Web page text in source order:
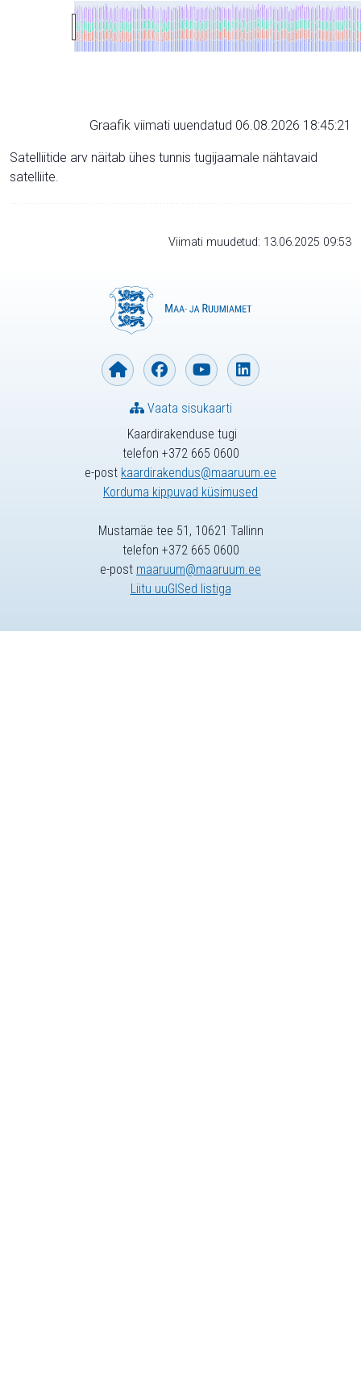
Graafik viimati uuendatud 06.08.2026 18:45:21
Satelliitide arv näitab ühes tunnis tugijaamale nähtavaid
satelliite.
Viimati muudetud: 13.06.2025 09:53
Kaardirakenduse tugi
telefon +372 665 0600
e-post kaardirakendus@maaruum.ee
Korduma kippuvad küsimused
Vaata sisukaarti
Mustamäe tee 51, 10621 Tallinn
telefon +372 665 0600
e-post maaruum@maaruum.ee
Liitu uuGISed listiga